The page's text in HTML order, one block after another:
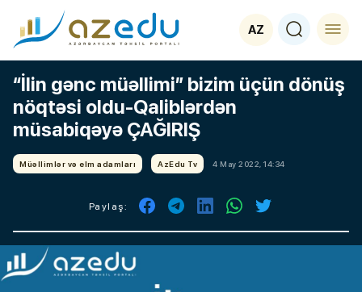
AZ
“İlin gənc müəllimi” bizim üçün dönüş
nöqtəsi oldu-Qaliblərdən
müsabiqəyə ÇAĞIRIŞ
Müəllimlər və elm adamları AzEdu Tv 4 May 2022, 14:34
Paylaş: